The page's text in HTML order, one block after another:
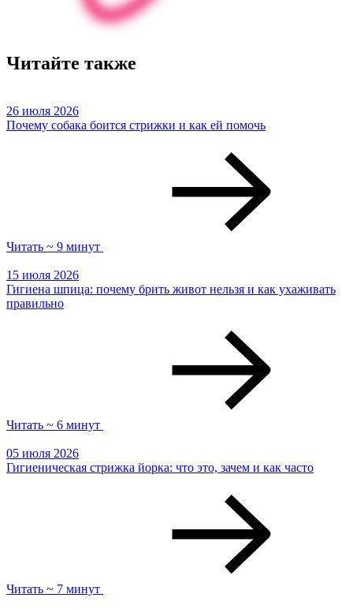
Читайте также
26 июля 2026
Почему собака боится стрижки и как ей помочь
Читать ~ 9 минут
15 июля 2026
Гигиена шпица: почему брить живот нельзя и как ухаживать
правильно
Читать ~ 6 минут
05 июля 2026
Гигиеническая стрижка йорка: что это, зачем и как часто
Читать ~ 7 минут